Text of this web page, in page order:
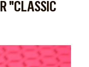
"CLASSIC